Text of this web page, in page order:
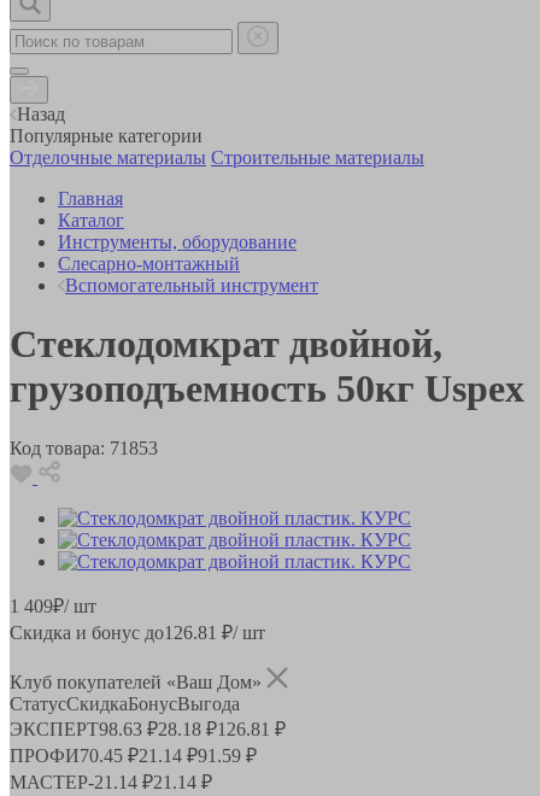
Назад
Популярные категории
Отделочные материалы Строительные материалы
Главная
Каталог
Инструменты, оборудование
Слесарно-монтажный
Вспомогательный инструмент
Стеклодомкрат двойной,
грузоподъемность 50кг Uspex
Код товара: 71853
1 409₽/ шт
Скидка и бонус до126.81 ₽/ шт
Клуб покупателей «Ваш Дом»
СтатусСкидкаБонусВыгода
ЭКСПЕРТ98.63 ₽28.18 ₽126.81 ₽
ПРОФИ70.45 ₽21.14 ₽91.59 ₽
МАСТЕР-21.14 ₽21.14 ₽